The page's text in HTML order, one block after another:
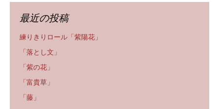
最近の投稿
練りきりロール「紫陽花」
「落とし文」
「紫の花」
「富貴草」
「藤」